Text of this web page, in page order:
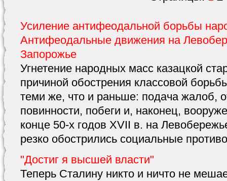
Усиление антифеодальной борьбы
Антифеодальные движения на
Запорожье
Угнетение народных масс казацкой
причиной обострения классовой
теми же, что и раньше: подача жалоб,
повинности, побеги и, наконец,
конце 50-х годов XVII в. на
резко обострились социальные
"Достиг я высшей власти"
Теперь Сталину никто и ничто не